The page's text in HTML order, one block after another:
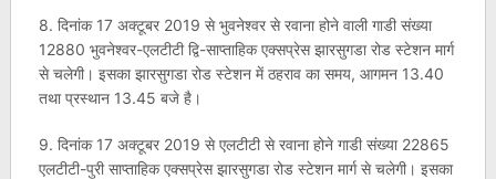
8. दिनांक 17 अक्टूबर 2019 से भुवनेश्वर से रवाना होने वाली गाडी संख्या
12880 भुवनेश्वर-एलटीटी द्वि-साप्ताहिक एक्सप्रेस झारसुगडा रोड स्टेशन मार्ग
से चलेगी। इसका झारसुगडा रोड स्टेशन में ठहराव का समय, आगमन 13.40
तथा प्रस्थान 13.45 बजे है।
9. दिनांक 17 अक्टूबर 2019 से एलटीटी से रवाना होने गाडी संख्या 22865
एलटीटी-पुरी साप्ताहिक एक्सप्रेस झारसुगडा रोड स्टेशन मार्ग से चलेगी। इसका